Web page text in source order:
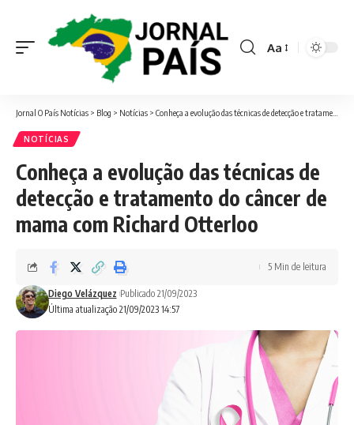
Font
Aa
Jornal O País Notícias > Blog > Notícias > Conheça a evolução das técnicas de detecção e tratamento do câncer de mama com Richard Otterloo
NOTÍCIAS
Conheça a evolução das técnicas de
detecção e tratamento do câncer de
mama com Richard Otterloo
Última atualização 21/09/2023 14:57
Diego Velázquez Publicado 21/09/2023
5 Min de leitura